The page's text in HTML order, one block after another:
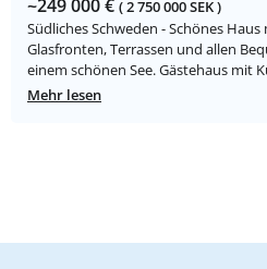
~249 000 € ( 2 750 000 SEK )
Südliches Schweden - Schönes
Glasfronten, Terrassen und allen
einem schönen See. Gästehaus mit
Mehr lesen